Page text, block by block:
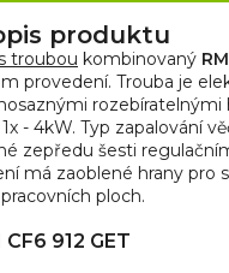
produktu
troubou kombinovaný
provedení. Trouba je
rozebíratelnými
- 4kW. Typ zapalování
zepředu šesti
má zaoblené hrany pro
ploch.
912 GET